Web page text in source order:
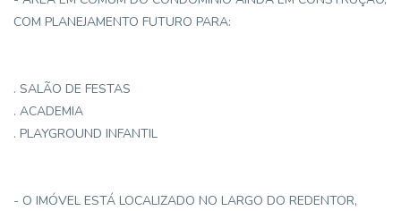
COM PLANEJAMENTO FUTURO PARA:
. SALÃO DE FESTAS
. ACADEMIA
. PLAYGROUND INFANTIL
- O IMÓVEL ESTÁ LOCALIZADO NO LARGO DO REDENTOR,